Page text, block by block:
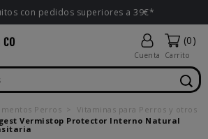
con pedidos superiores a 39€*
Cuenta
(0)
Carrito
Perros
Vitaminas para Perros y otros
Vermistop Protector Interno Natural